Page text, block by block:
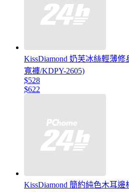
KissDiamond 奶芙冰絲輕薄
寬褲/KDPY-2605)
$528
$622
KissDiamond 簡約純色木耳